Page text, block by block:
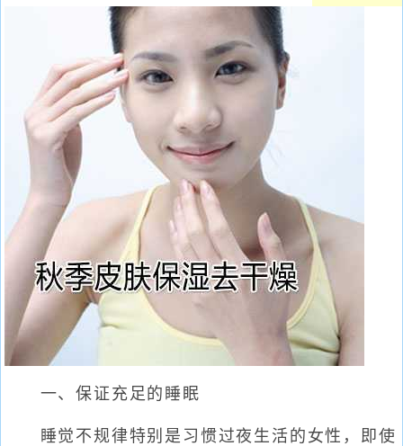
一、保证充足的睡眠
睡觉不规律特别是习惯过夜生活的女性，即使